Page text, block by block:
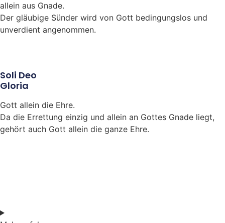
allein aus Gnade.
Der gläubige Sünder wird von Gott bedingungslos und
unverdient angenommen.
Soli Deo
Gloria
Gott allein die Ehre.
Da die Errettung einzig und allein an Gottes Gnade liegt,
gehört auch Gott allein die ganze Ehre.